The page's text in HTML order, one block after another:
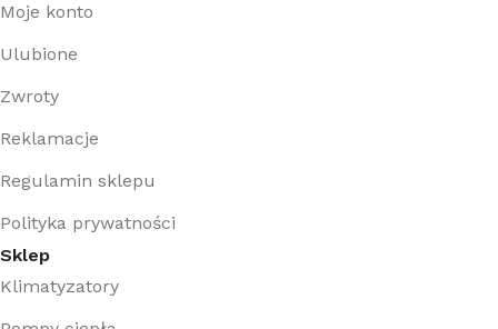
Moje konto
Ulubione
Zwroty
Reklamacje
Regulamin sklepu
Polityka prywatności
Sklep
Klimatyzatory